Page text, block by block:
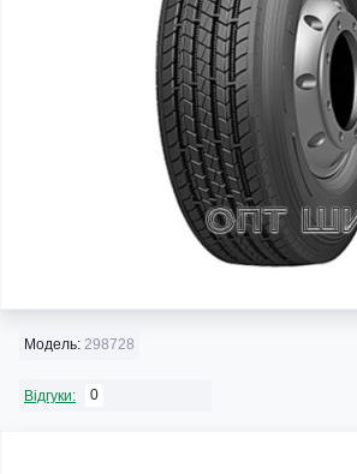
Модель: 298728
Відгуки: 0